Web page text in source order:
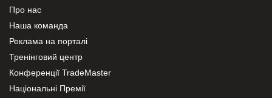
Про нас
Наша команда
Реклама на порталі
Тренінговий центр
Конференції TradeMaster
Національні Премії